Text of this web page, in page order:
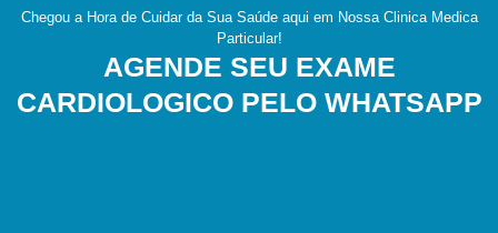
Chegou a Hora de Cuidar da Sua Saúde aqui em Nossa Clinica Medica
Particular!
AGENDE SEU EXAME
CARDIOLOGICO PELO WHATSAPP